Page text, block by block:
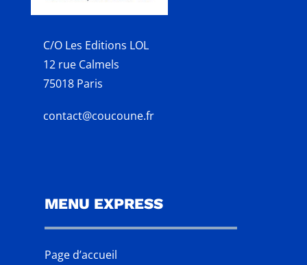
C/O Les Editions LOL
12 rue Calmels
75018 Paris
contact@coucoune.fr
MENU EXPRESS
Page d’accueil